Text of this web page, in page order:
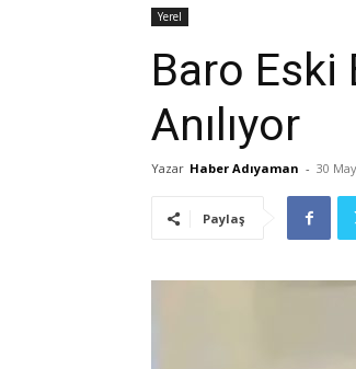
Yerel
Baro Eski
Anılıyor
Yazar Haber Adıyaman - 30
Paylaş